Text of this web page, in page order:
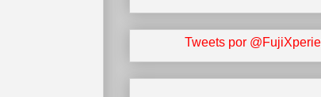
Tweets por